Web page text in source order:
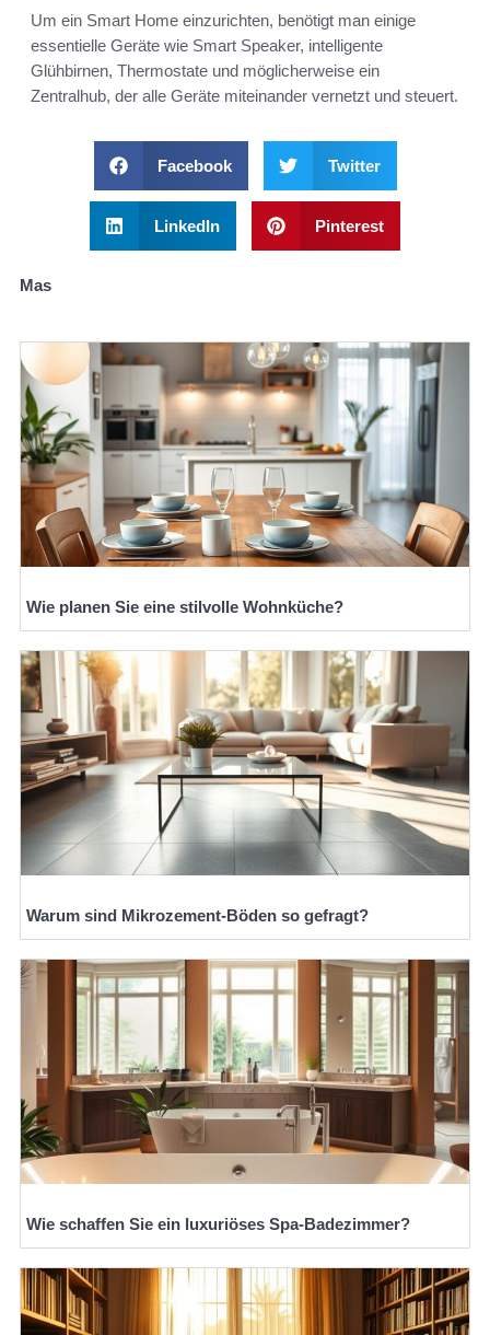
Um ein Smart Home einzurichten, benötigt man einige
essentielle Geräte wie Smart Speaker, intelligente
Glühbirnen, Thermostate und möglicherweise ein
Zentralhub, der alle Geräte miteinander vernetzt und steuert.
Facebook Twitter
LinkedIn Pinterest
Mas
Wie planen Sie eine stilvolle Wohnküche?
Warum sind Mikrozement-Böden so gefragt?
Wie schaffen Sie ein luxuriöses Spa-Badezimmer?